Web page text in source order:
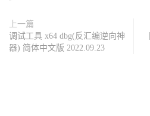
上一篇
调试工具 x64 dbg(反汇编逆向神
器) 简体中文版 2022.09.23